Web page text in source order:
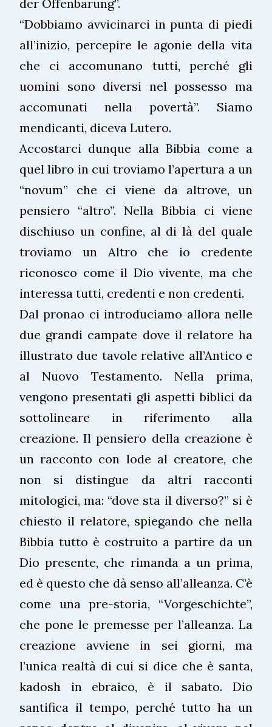
der Offenbarung”.
“Dobbiamo avvicinarci in punta di piedi
all’inizio, percepire le agonie della vita
che ci accomunano tutti, perché gli
uomini sono diversi nel possesso ma
accomunati nella povertà”. Siamo
mendicanti, diceva Lutero.
Accostarci dunque alla Bibbia come a
quel libro in cui troviamo l’apertura a un
“novum” che ci viene da altrove, un
pensiero “altro”. Nella Bibbia ci viene
dischiuso un confine, al di là del quale
troviamo un Altro che io credente
riconosco come il Dio vivente, ma che
interessa tutti, credenti e non credenti.
Dal pronao ci introduciamo allora nelle
due grandi campate dove il relatore ha
illustrato due tavole relative all’Antico e
al Nuovo Testamento. Nella prima,
vengono presentati gli aspetti biblici da
sottolineare in riferimento alla
creazione. Il pensiero della creazione è
un racconto con lode al creatore, che
non si distingue da altri racconti
mitologici, ma: “dove sta il diverso?” si è
chiesto il relatore, spiegando che nella
Bibbia tutto è costruito a partire da un
Dio presente, che rimanda a un prima,
ed è questo che dà senso all’alleanza. C’è
come una pre-storia, “Vorgeschichte”,
che pone le premesse per l’alleanza. La
creazione avviene in sei giorni, ma
l’unica realtà di cui si dice che è santa,
kadosh in ebraico, è il sabato. Dio
santifica il tempo, perché tutto ha un